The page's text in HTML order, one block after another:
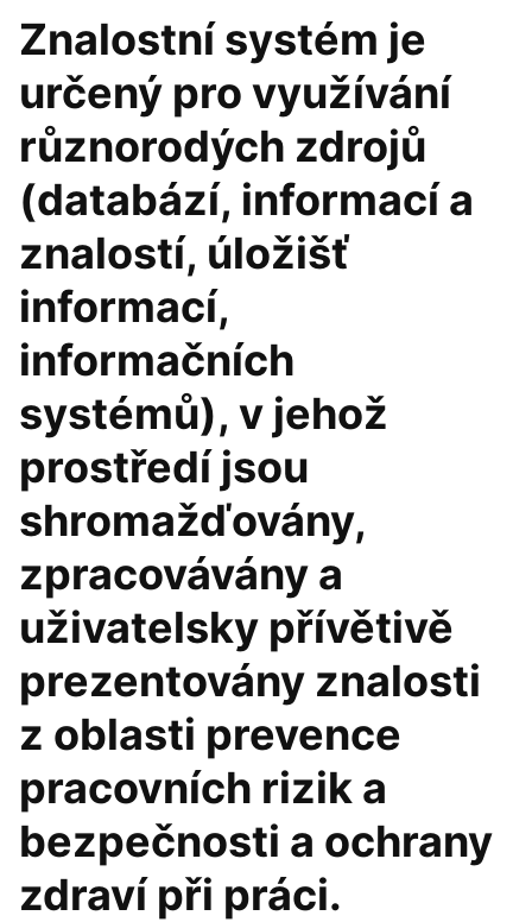
Znalostní systém je
určený pro využívání
různorodých zdrojů
(databází, informací a
znalostí, úložišť
informací,
informačních
systémů), v jehož
prostředí jsou
shromažďovány,
zpracovávány a
uživatelsky přívětivě
prezentovány znalosti
z oblasti prevence
pracovních rizik a
bezpečnosti a ochrany
zdraví při práci.